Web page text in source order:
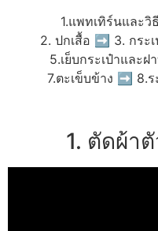
1.แพทเทิร์นและ
2. ปกเสื้อ ➡ 3. กระ
5.เย็บกระเป๋าแล
7.ตะเข็บข้าง ➡ 8.
1. ตัดผ้า